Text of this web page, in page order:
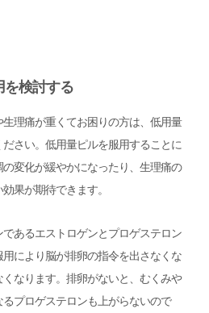
を検討する
理痛が重くてお困りの方は、低用量
さい。低用量ピルを服用することに
変化が緩やかになったり、生理痛の
果が期待できます。
あるエストロゲンとプロゲステロン
により脳が排卵の指令を出さなくな
なります。 排卵がないと、むくみや
プロゲステロンも上がらないので